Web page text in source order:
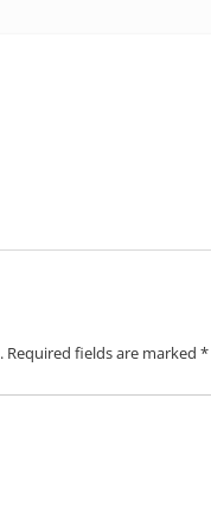
Required fields are marked *